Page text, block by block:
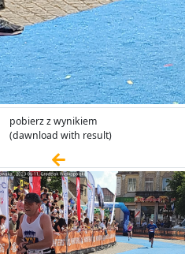
pobierz z wynikiem
(dawnload with result)